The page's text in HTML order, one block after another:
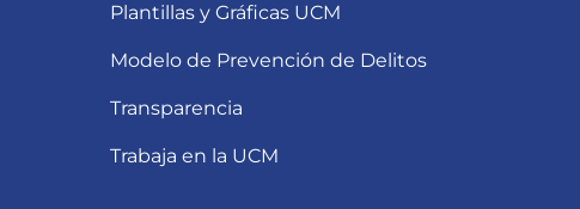
Plantillas y Gráficas UCM
Modelo de Prevención de Delitos
Transparencia
Trabaja en la UCM